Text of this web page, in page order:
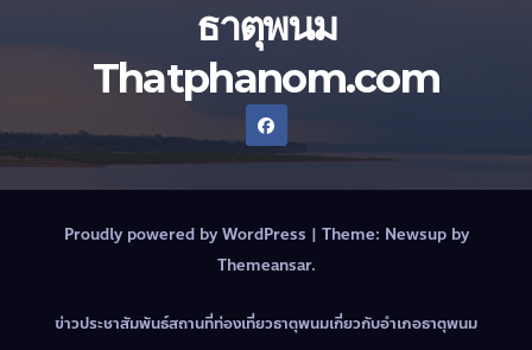
ธาตุพนม
Thatphanom.com
Proudly powered by WordPress | Theme: Newsupby
Themeansar.
ข่าวประชาสัมพันธ์สถานที่ท่องเที่ยวธาตุพนมเกี่ยวกับอำเภอธาตุพนม